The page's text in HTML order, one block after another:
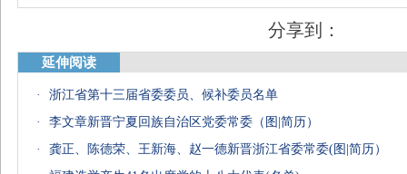
分享到：
延伸阅读
·
浙江省第十三届省委委员、候补委员名单
·
李文章新晋宁夏回族自治区党委常委（图|简历）
·
龚正、陈德荣、王新海、赵一德新晋浙江省委常委(图|简历）